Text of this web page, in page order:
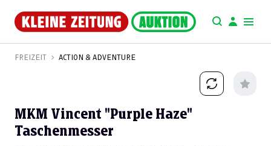
FREIZEIT ACTION & ADVENTURE
MKM Vincent "Purple Haze"
Taschenmesser